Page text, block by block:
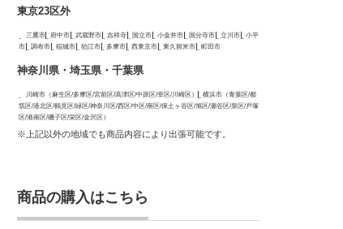
東京23区外
三鷹市 府中市 武蔵野市 吉祥寺 国立市 小金井市 国分寺市 立川市
小平
市
調布市 稲城市 狛江市 多摩市 西東京市 東久留米市 町田市
神奈川県・埼玉県・千葉県
川崎市（麻生区/多摩区/宮前区/高津区/中原区/幸区/川崎区）
横浜市（青葉区/都
筑区/港北区/鶴見区/緑区/神奈川区/西区/中区/南区/保土ヶ谷区/旭区/瀬谷区/泉区/戸塚
区/港南区/磯子区/栄区/金沢区）
※上記以外の地域でも商品内容により出張可能です。
商品の購入はこちら